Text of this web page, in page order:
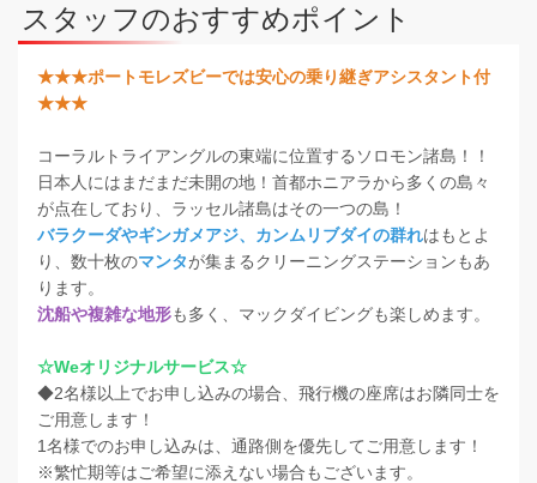
スタッフのおすすめポイント
★★★ポートモレズビーでは安心の乗り継ぎアシスタント付
★★★
コーラルトライアングルの東端に位置するソロモン諸島！！
日本人にはまだまだ未開の地！首都ホニアラから多くの島々
が点在しており、ラッセル諸島はその一つの島！
バラクーダやギンガメアジ、カンムリブダイの群れはもとよ
り、数十枚のマンタが集まるクリーニングステーションもあ
ります。
沈船や複雑な地形も多く、マックダイビングも楽しめます。
☆Weオリジナルサービス☆
◆2名様以上でお申し込みの場合、飛行機の座席はお隣同士を
ご用意します！
1名様でのお申し込みは、通路側を優先してご用意します！
※繁忙期等はご希望に添えない場合もございます。